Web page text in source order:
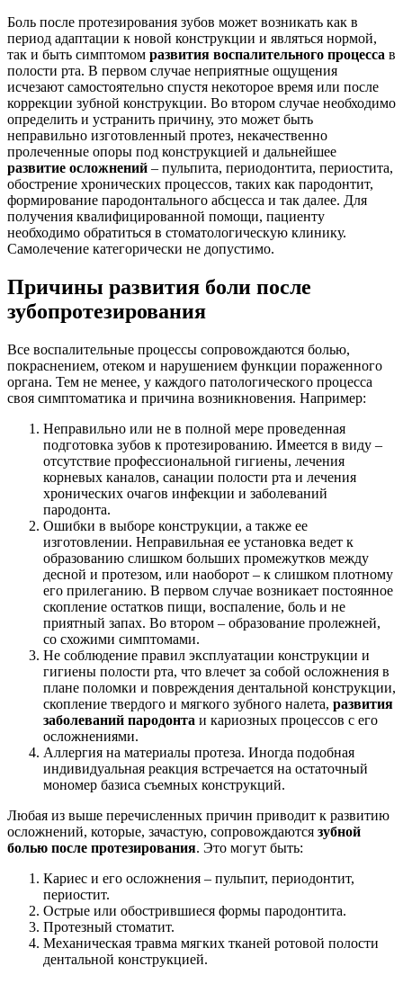
Боль после протезирования зубов может возникать как в
период адаптации к новой конструкции и являться нормой,
так и быть симптомом развития воспалительного процесса в
полости рта. В первом случае неприятные ощущения
исчезают самостоятельно спустя некоторое время или после
коррекции зубной конструкции. Во втором случае необходимо
определить и устранить причину, это может быть
неправильно изготовленный протез, некачественно
пролеченные опоры под конструкцией и дальнейшее
развитие осложнений – пульпита, периодонтита, периостита,
обострение хронических процессов, таких как пародонтит,
формирование пародонтального абсцесса и так далее. Для
получения квалифицированной помощи, пациенту
необходимо обратиться в стоматологическую клинику.
Самолечение категорически не допустимо.
Причины развития боли после
зубопротезирования
Все воспалительные процессы сопровождаются болью,
покраснением, отеком и нарушением функции пораженного
органа. Тем не менее, у каждого патологического процесса
своя симптоматика и причина возникновения. Например:
Неправильно или не в полной мере проведенная
подготовка зубов к протезированию. Имеется в виду –
отсутствие профессиональной гигиены, лечения
корневых каналов, санации полости рта и лечения
хронических очагов инфекции и заболеваний
пародонта.
Ошибки в выборе конструкции, а также ее
изготовлении. Неправильная ее установка ведет к
образованию слишком больших промежутков между
десной и протезом, или наоборот – к слишком плотному
его прилеганию. В первом случае возникает постоянное
скопление остатков пищи, воспаление, боль и не
приятный запах. Во втором – образование пролежней,
со схожими симптомами.
Не соблюдение правил эксплуатации конструкции и
гигиены полости рта, что влечет за собой осложнения в
плане поломки и повреждения дентальной конструкции,
скопление твердого и мягкого зубного налета, развития
заболеваний пародонта и кариозных процессов с его
осложнениями.
Аллергия на материалы протеза. Иногда подобная
индивидуальная реакция встречается на остаточный
мономер базиса съемных конструкций.
Любая из выше перечисленных причин приводит к развитию
осложнений, которые, зачастую, сопровождаются зубной
болью после протезирования. Это могут быть:
Кариес и его осложнения – пульпит, периодонтит,
периостит.
Острые или обострившиеся формы пародонтита.
Протезный стоматит.
Механическая травма мягких тканей ротовой полости
дентальной конструкцией.